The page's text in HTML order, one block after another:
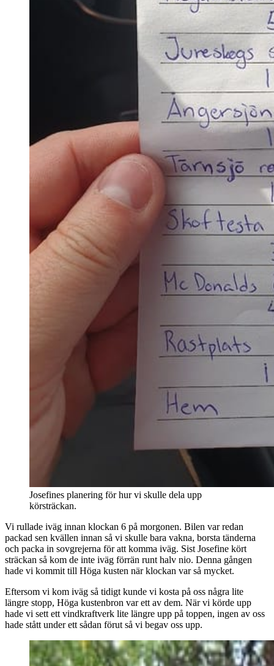
Josefines planering för hur vi skulle dela upp
körsträckan.
Vi rullade iväg innan klockan 6 på morgonen. Bilen var redan
packad sen kvällen innan så vi skulle bara vakna, borsta tänderna
och packa in sovgrejerna för att komma iväg. Sist Josefine kört
sträckan så kom de inte iväg förrän runt halv nio. Denna gången
hade vi kommit till Höga kusten när klockan var så mycket.
Eftersom vi kom iväg så tidigt kunde vi kosta på oss några lite
längre stopp, Höga kustenbron var ett av dem. När vi körde upp
hade vi sett ett vindkraftverk lite längre upp på toppen, ingen av oss
hade stått under ett sådan förut så vi begav oss upp.